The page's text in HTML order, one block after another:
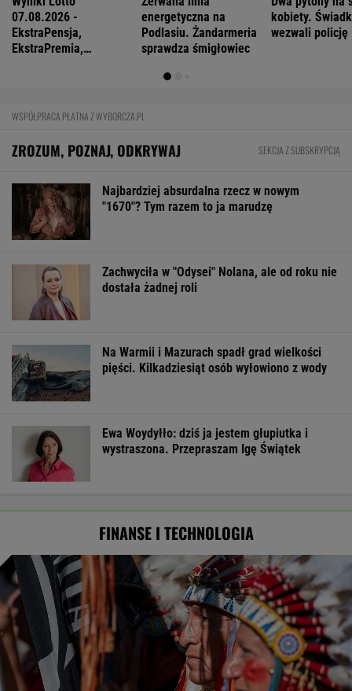
07.08.2026 -
EkstraPensja,
EkstraPremia,
energetyczna na
Podlasiu. Żandarmeria
sprawdza śmigłowiec
kobiety.
wezwali policję
WSPÓŁPRACA PŁATNA Z WYBORCZA.PL
ZROZUM, POZNAJ, ODKRYWAJ SEKCJA Z SUBSKRYPCJĄ
Najbardziej absurdalna rzecz w nowym
"1670"? Tym razem to ja marudzę
Zachwyciła w "Odysei" Nolana, ale od roku nie
dostała żadnej roli
Na Warmii i Mazurach spadł grad wielkości
pięści. Kilkadziesiąt osób wyłowiono z wody
Ewa Woydyłło: dziś ja jestem głupiutka i
wystraszona. Przepraszam Igę Świątek
FINANSE I TECHNOLOGIA